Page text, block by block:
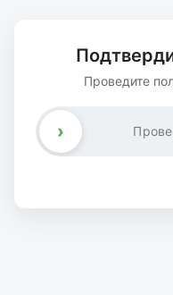
Проведите
›